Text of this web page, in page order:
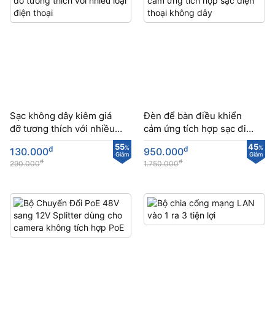
Sạc không dây kiêm giá
đỡ tương thích với nhiều
loại điện thoại
55%
Giảm
130.000đ
290.000đ
Đèn để bàn điều khiển
cảm ứng tích hợp sạc điện
thoại không dây
45%
Giảm
950.000đ
1.750.000đ